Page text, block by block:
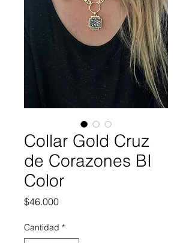
Collar Gold Cruz
de Corazones BI
Color
$46.000Precio
Cantidad *